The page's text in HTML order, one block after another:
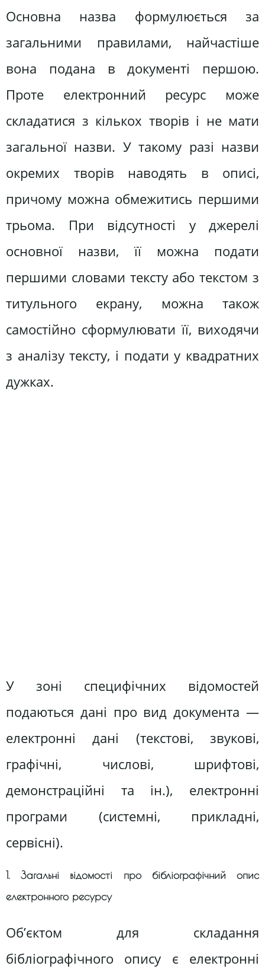
Основна назва формулюється за
загальними правилами, найчастіше
вона подана в документі першою.
Проте електронний ресурс може
складатися з кількох творів і не мати
загальної назви. У такому разі назви
окремих творів наводять в описі,
причому можна обмежитись першими
трьома. При відсутності у джерелі
основної назви, її можна подати
першими словами тексту або текстом з
титульного екрану, можна також
самостійно сформулювати її, виходячи
з аналізу тексту, і подати у квадратних
дужках.
У зоні специфічних відомостей
подаються дані про вид документа —
електронні дані (текстові, звукові,
графічні, числові, шрифтові,
демонстраційні та ін.), електронні
програми (системні, прикладні,
сервісні).
1. Загальні відомості про бібліографічний опис
електронного ресурсу
Об’єктом для складання
бібліографічного опису є електронні